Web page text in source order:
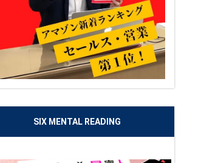
SIX MENTAL READING